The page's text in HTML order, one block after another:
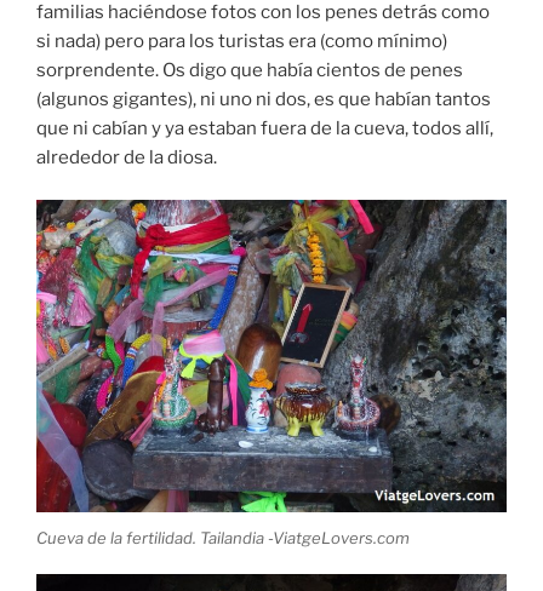
familias haciéndose fotos con los penes detrás como
si nada) pero para los turistas era (como mínimo)
sorprendente. Os digo que había cientos de penes
(algunos gigantes), ni uno ni dos, es que habían tantos
que ni cabían y ya estaban fuera de la cueva, todos allí,
alrededor de la diosa.
Cueva de la fertilidad. Tailandia -ViatgeLovers.com